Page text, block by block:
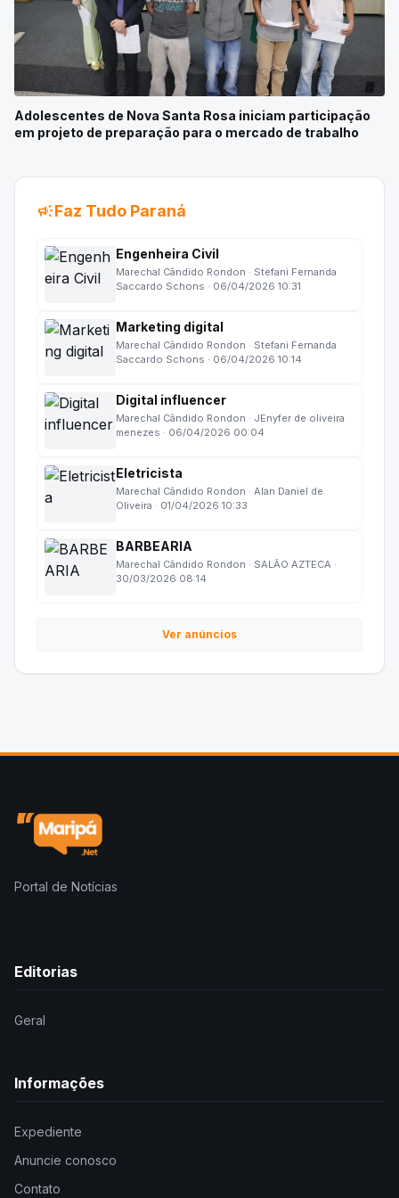
Adolescentes de Nova Santa Rosa iniciam participação
em projeto de preparação para o mercado de trabalho
campaignFaz Tudo Paraná
Engenheira Civil
Marechal Cândido Rondon · Stefani Fernanda
Saccardo Schons · 06/04/2026 10:31
Marketing digital
Marechal Cândido Rondon · Stefani Fernanda
Saccardo Schons · 06/04/2026 10:14
Digital influencer
Marechal Cândido Rondon · JEnyfer de oliveira
menezes · 06/04/2026 00:04
Eletricista
Marechal Cândido Rondon · Alan Daniel de
Oliveira · 01/04/2026 10:33
BARBEARIA
Marechal Cândido Rondon · SALÃO AZTECA ·
30/03/2026 08:14
Ver anúncios
Portal de Notícias
Editorias
Geral
Informações
Expediente
Anuncie conosco
Contato